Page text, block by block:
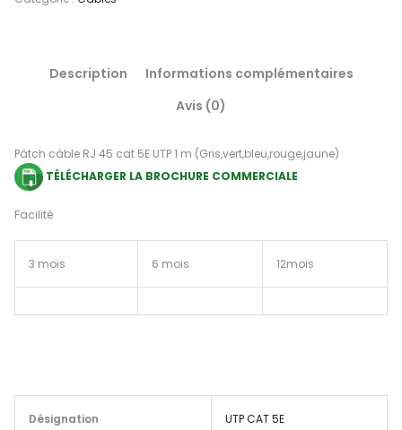
Description
Informations complémentaires
Avis (0)
Pâtch câble RJ 45 cat 5E UTP 1 m (Gris,vert,bleu,rouge,jaune)
TÉLÉCHARGER LA BROCHURE COMMERCIALE
Facilité
3 mois 6 mois 12mois
Désignation UTP CAT 5E